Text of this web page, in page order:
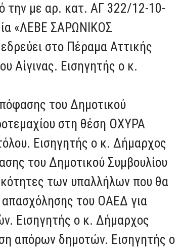
την με αρ. κατ. ΑΓ 322/12-10-
«ΛΕΒΕ ΣΑΡΩΝΙΚΟΣ
στο Πέραμα Αττικής
Αίγινας. Εισηγητής ο κ.
του Δημοτικού
στη θέση ΟΧΥΡΑ
Εισηγητής ο κ. Δήμαρχος
του Δημοτικού Συμβουλίου
των υπαλλήλων που θα
του ΟΑΕΔ για
Εισηγητής ο κ. Δήμαρχος
απόρων δημοτών. Εισηγητής ο